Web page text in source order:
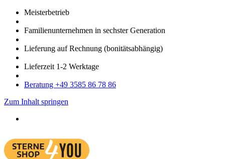
Meister­betrieb
Familien­unter­nehmen in sechster Gene­ration
Lieferung auf Rech­nung (bonitätsabhängig)
Liefer­zeit 1-2 Werk­tage
Bera­tung +49 3585 86 78 86
Zum Inhalt springen